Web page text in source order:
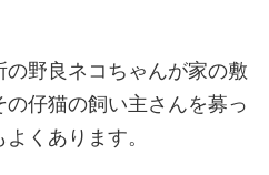
の野良ネコちゃんが家の敷
仔猫の飼い主さんを募っ
くあります。